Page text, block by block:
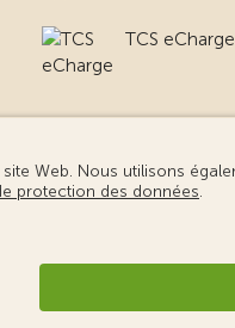
TCS eCharge
Protection des données